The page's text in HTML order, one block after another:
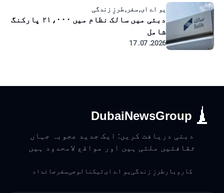
یو اے ای, سفر, طرزِ زندگی
دبئی میں سالک نظام میں ۲۱،۰۰۰ پارکنگ
شامل
2026. 07. 17
DubaiNewsGroup
دبئی دریافت کریں: ایک جدید عجوبہ جہاں
ثقافتیں ملتی ہیں اور مواقع لامحدود ہیں
کاروبار طرزِ زندگی یو اے ایٹیکنالوجیسفر جائداد